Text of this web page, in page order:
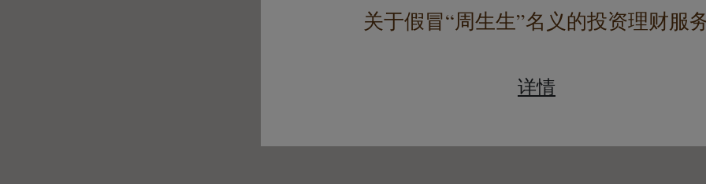
关于假冒“周生生”名义的投资理财服
详情